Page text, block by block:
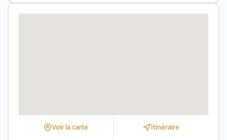
Voir la carte Itinéraire